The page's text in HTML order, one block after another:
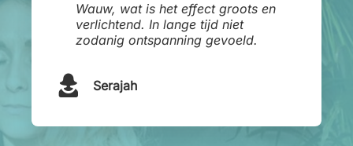
Wauw, wat is het effect groots en
verlichtend. In lange tijd niet
zodanig ontspanning gevoeld.
Serajah